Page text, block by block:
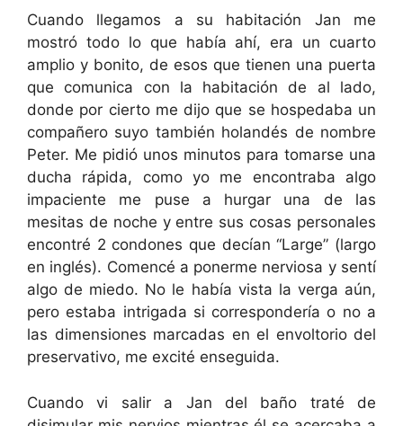
Cuando llegamos a su habitación Jan me
mostró todo lo que había ahí, era un cuarto
amplio y bonito, de esos que tienen una puerta
que comunica con la habitación de al lado,
donde por cierto me dijo que se hospedaba un
compañero suyo también holandés de nombre
Peter. Me pidió unos minutos para tomarse una
ducha rápida, como yo me encontraba algo
impaciente me puse a hurgar una de las
mesitas de noche y entre sus cosas personales
encontré 2 condones que decían “Large” (largo
en inglés). Comencé a ponerme nerviosa y sentí
algo de miedo. No le había vista la verga aún,
pero estaba intrigada si correspondería o no a
las dimensiones marcadas en el envoltorio del
preservativo, me excité enseguida.
Cuando vi salir a Jan del baño traté de